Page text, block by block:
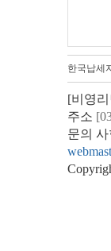
한국납세
[비영
주소
문의